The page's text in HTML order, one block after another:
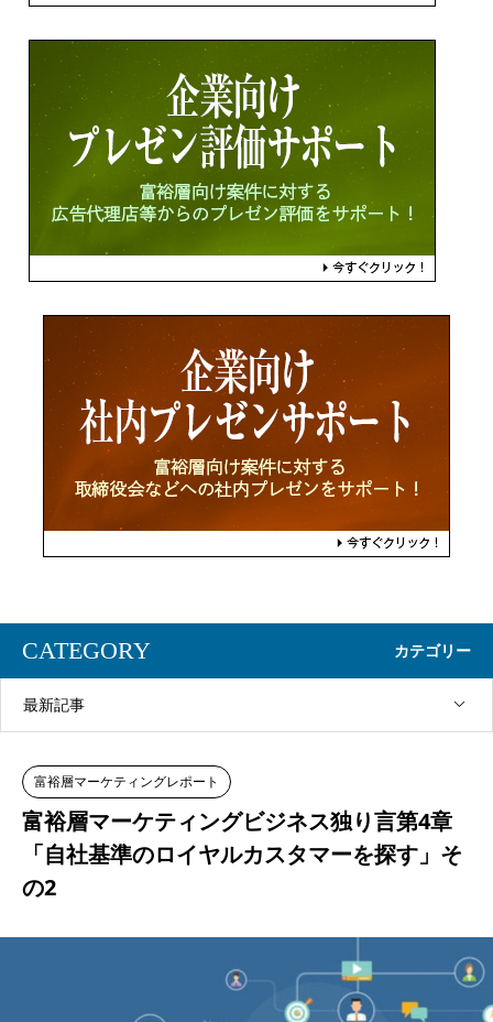
CATEGORY カテゴリー
最新記事
富裕層マーケティングレポート
富裕層マーケティングビジネス独り言第4章
「自社基準のロイヤルカスタマーを探す」そ
の2